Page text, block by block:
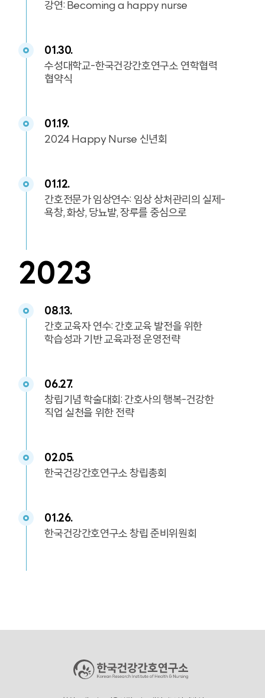
강연: Becoming a happy nurse
01.30.
수성대학교-한국건강간호연구소 연학협력
협약식
01.19.
2024 Happy Nurse 신년회
01.12.
간호전문가 임상연수: 임상 상처관리의 실제-
욕창, 화상, 당뇨발, 장루를 중심으로
2023
08.13.
간호교육자 연수: 간호교육 발전을 위한
학습성과 기반 교육과정 운영전략
06.27.
창립기념 학술대회: 간호사의 행복-건강한
직업 실천을 위한 전략
02.05.
한국건강간호연구소 창립총회
01.26.
한국건강간호연구소 창립 준비위원회